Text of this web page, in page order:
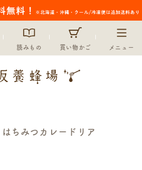
読みもの 買い物かご メニュー
ちみつカレードリア